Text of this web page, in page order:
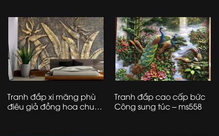
Tranh đắp xi măng phù
điêu giả đồng hoa chuối
Tranh đắp cao cấp bức
Công sung túc – ms558